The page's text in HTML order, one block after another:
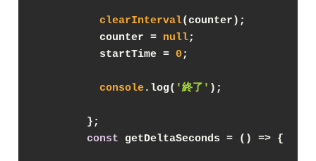
clearInterval(counter);
          counter =
null;
          startTime =
0 ;
console.log( '終了' );
        };
const getDeltaSeconds = () => {